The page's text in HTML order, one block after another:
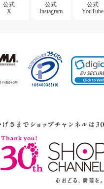
公式
X
公式
Instagram
公式
YouTube